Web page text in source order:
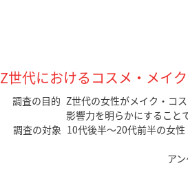
Z世代におけるコスメ・メイ
調査の目的 Z世代の女性がメイク・コ
影響力を明らかにすること
調査の対象 10代後半〜20代前半の女
ア